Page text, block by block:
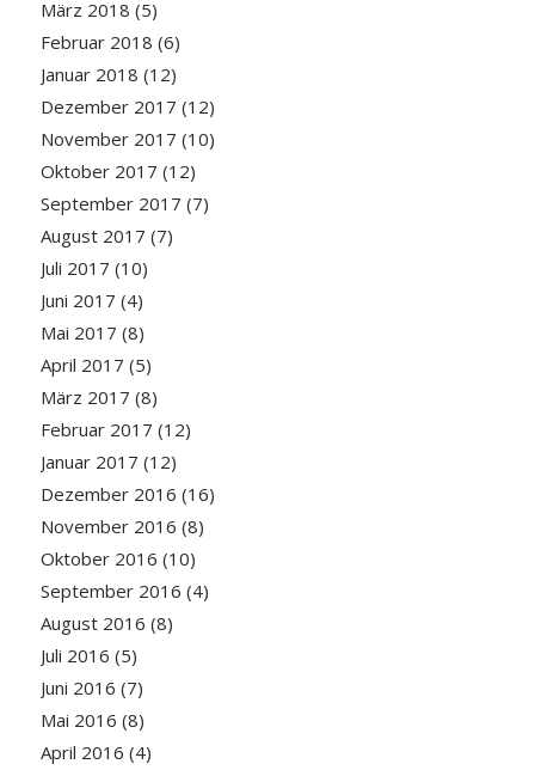
März 2018 (5)
Februar 2018 (6)
Januar 2018 (12)
Dezember 2017 (12)
November 2017 (10)
Oktober 2017 (12)
September 2017 (7)
August 2017 (7)
Juli 2017 (10)
Juni 2017 (4)
Mai 2017 (8)
April 2017 (5)
März 2017 (8)
Februar 2017 (12)
Januar 2017 (12)
Dezember 2016 (16)
November 2016 (8)
Oktober 2016 (10)
September 2016 (4)
August 2016 (8)
Juli 2016 (5)
Juni 2016 (7)
Mai 2016 (8)
April 2016 (4)